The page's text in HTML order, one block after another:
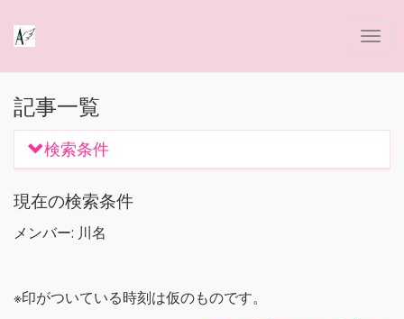
記事一覧
検索条件
現在の検索条件
メンバー: 川名
※印がついている時刻は仮のものです。